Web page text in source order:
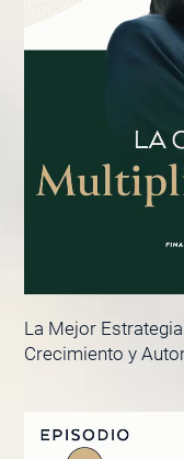
La Mejor
Crecimiento y